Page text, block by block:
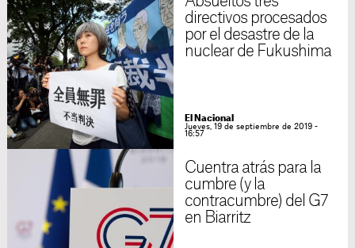
directivos procesados
por el desastre de la
nuclear de Fukushima
El Nacional
Jueves, 19 de septiembre de 2019 -
16:57
Cuentra atrás para la
cumbre (y la
contracumbre) del G7
en Biarritz